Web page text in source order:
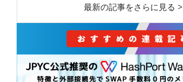
最新の記事をさらに見る >